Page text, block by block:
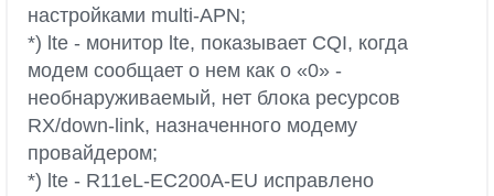
настройками multi-APN;
*) lte - монитор lte, показывает CQI, когда
модем сообщает о нем как о «0» -
необнаруживаемый, нет блока ресурсов
RX/down-link, назначенного модему
провайдером;
*) lte - R11eL-EC200A-EU исправлено